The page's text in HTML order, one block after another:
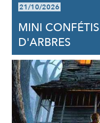
21/10/2026
MINI
D'ARBRES